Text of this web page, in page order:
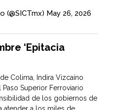
(@SICTmx) May 26, 2026
‘Epitacia
Colima, Indira Vizcaíno
Superior Ferroviario
de los gobiernos de